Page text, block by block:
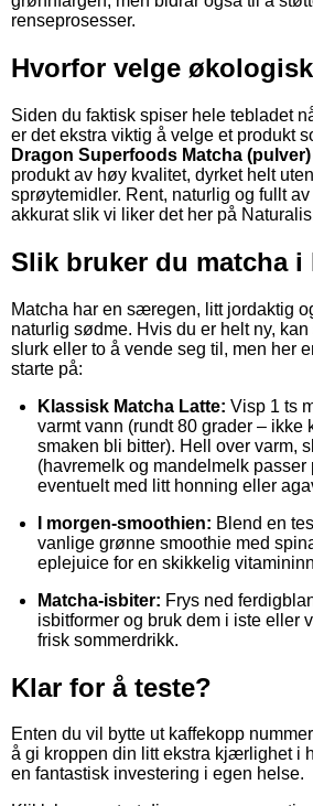
renseprosesser.
Hvorfor velge
Siden du faktisk spiser hele tebladet
er det ekstra viktig å velge et produkt
Dragon Superfoods Matcha
produkt av høy kvalitet, dyrket helt
sprøytemidler. Rent, naturlig og fullt
akkurat slik vi liker det her på
Slik bruker du matcha i
Matcha har en særegen, litt jordaktig
naturlig sødme. Hvis du er helt ny,
slurk eller to å vende seg til, men her
starte på:
Klassisk Matcha Latte: Visp 1 ts
varmt vann (rundt 80 grader – ikke
smaken bli bitter). Hell over varm,
(havremelk og mandelmelk passer
eventuelt med litt honning eller
I morgen-smoothien: Blend en
vanlige grønne smoothie med
eplejuice for en skikkelig
Matcha-isbiter: Frys ned
isbitformer og bruk dem i iste eller
frisk sommerdrikk.
Klar for å teste?
Enten du vil bytte ut kaffekopp
å gi kroppen din litt ekstra kjærlighet i
en fantastisk investering i egen helse.